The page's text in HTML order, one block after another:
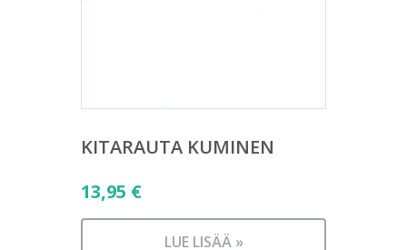
KITARAUTA KUMINEN
13,95 €
LUE LISÄÄ »